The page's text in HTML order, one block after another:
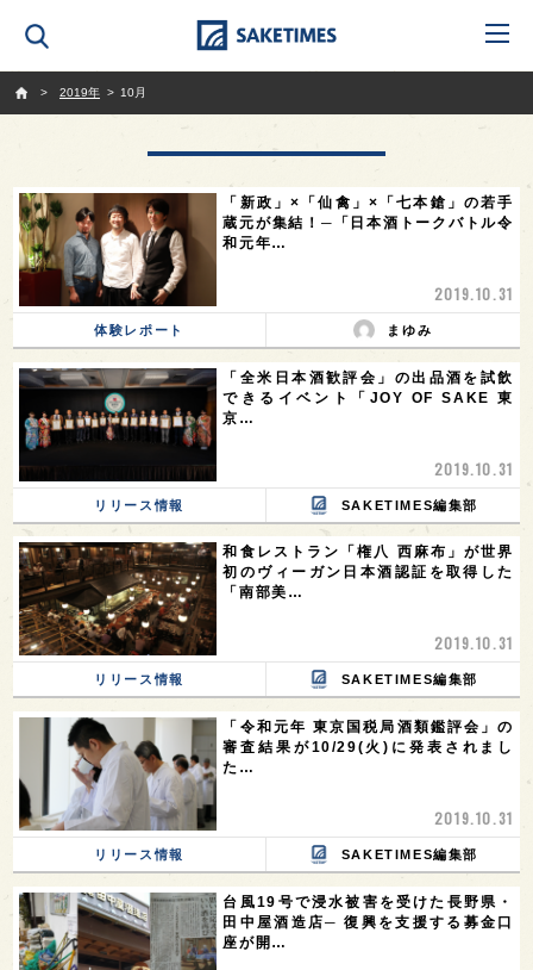
2019年
10月
「新政」×「仙禽」×「七本鎗」の若手
蔵元が集結！─「日本酒トークバトル令
和元年…
2019.10.31
体験レポート まゆみ
「全米日本酒歓評会」の出品酒を試飲
できるイベント「JOY OF SAKE 東
京…
2019.10.31
リリース情報 SAKETIMES編集部
和食レストラン「権八 西麻布」が世界
初のヴィーガン日本酒認証を取得した
「南部美…
2019.10.31
リリース情報 SAKETIMES編集部
「令和元年 東京国税局酒類鑑評会」の
審査結果が10/29(火)に発表されまし
た…
2019.10.31
リリース情報 SAKETIMES編集部
台風19号で浸水被害を受けた長野県・
田中屋酒造店─ 復興を支援する募金口
座が開…